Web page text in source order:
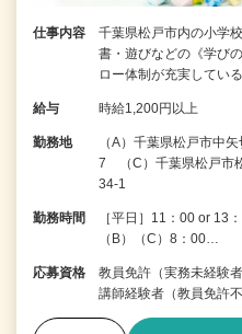
仕事内容
千葉県松戸市内の小学
書・遊びなどの《学び
ロー体制が充実してい
給与 時給1,200円以上
勤務地
（A）千葉県松戸市中
7 （C）千葉県松戸市
34-1
勤務時間
［平日］11：00 or 13
（B）（C）8：00…
応募資格
教員免許（実務未経験
講師経験者（教員免